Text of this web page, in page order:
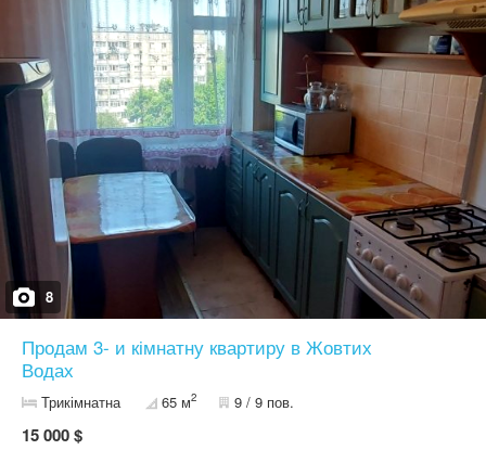
8
Продам 3- и кімнатну квартиру в Жовтих
Водах
Трикімнатна 65 м2 9 / 9 пов.
15 000 $